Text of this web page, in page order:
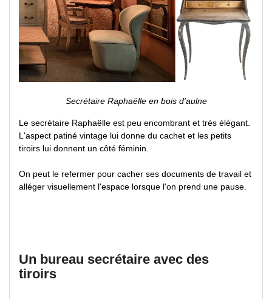
Secrétaire Raphaëlle en bois d'aulne
Le secrétaire Raphaëlle est peu encombrant et très élégant.
L'aspect patiné vintage lui donne du cachet et les petits
tiroirs lui donnent un côté féminin.
On peut le refermer pour cacher ses documents de travail et
alléger visuellement l'espace lorsque l'on prend une pause.
Un bureau secrétaire avec des
tiroirs